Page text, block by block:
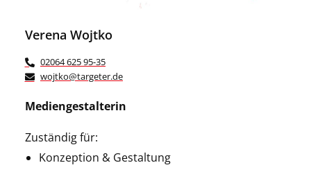
Verena Wojtko
02064 625 95-35
wojtko@targeter.de
Mediengestalterin
Zuständig für:
Konzeption & Gestaltung